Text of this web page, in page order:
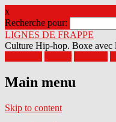
x
Recherche pour:
LIGNES DE FRAPPE
Culture Hip-hop. Boxe avec
Main menu
Skip to content